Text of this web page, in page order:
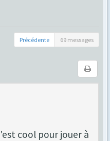
Précédente 69 messages
cool pour jouer à